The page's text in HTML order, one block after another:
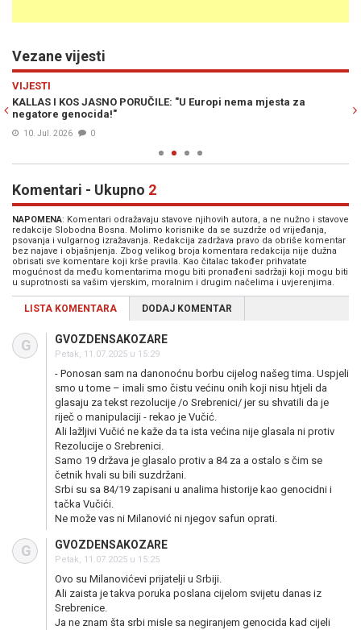
Vezane vijesti
VIJESTI
KALLAS I KOS JASNO PORUČILE: "U Europi nema mjesta za
negatore genocida!"
10. Jul. 2026 0
Komentari - Ukupno 2
NAPOMENA: Komentari odražavaju stavove njihovih autora, a ne nužno i stavove
redakcije Slobodna Bosna. Molimo korisnike da se suzdrže od vrijeđanja,
psovanja i vulgarnog izražavanja. Redakcija zadržava pravo da obriše komentar
bez najave i objašnjenja. Zbog velikog broja komentara redakcija nije dužna
obrisati sve komentare koji krše pravila. Kao čitalac također prihvatate
mogućnost da među komentarima mogu biti pronađeni sadržaji koji mogu biti
u suprotnosti sa vašim vjerskim, moralnim i drugim načelima i uvjerenjima.
LISTA KOMENTARA DODAJ KOMENTAR
G GVOZDENSAKOZARE
Petak, 11.07.2025 u 15:29
- Ponosan sam na danonoćnu borbu cijelog našeg tima. Uspjeli
smo u tome – imali smo čistu većinu onih koji nisu htjeli da
glasaju za tekst rezolucije /o Srebrenici/ jer su shvatili da je
riječ o manipulaciji - rekao je Vučić.
Ali lažljivi Vučić ne kaže da ta ista većina nije glasala ni protiv
Rezolucije o Srebrenici.
Samo 19 država je glasalo protiv a 84 za a ostalo s čim se
četnik hvali su bili suzdržani.
Srbi su sa 84/19 zapisani u analima historije kao genocidni i
tačka Vučići.
Ne može vas ni Milanović ni njegov safun oprati.
G GVOZDENSAKOZARE
Petak, 11.07.2025 u 15:25
Ovo su Milanovićevi prijatelji u Srbiji.
Ali zaista je takva poruka poslana cijelom svijetu danas iz
Srebrenice.
Ja ne znam šta srbi misle sa negiranjem genocida kad cijeli